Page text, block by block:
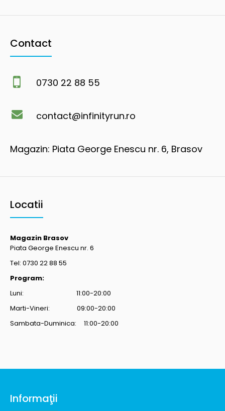
Contact
0730 22 88 55
contact@infinityrun.ro
Magazin: Piata George Enescu nr. 6, Brasov
Locatii
Magazin Brasov
Piata George Enescu nr. 6
Tel: 0730 22 88 55
Program:
Luni: 11:00-20:00
Marti-Vineri: 09:00-20:00
Sambata-Duminica: 11:00-20:00
Informaţii